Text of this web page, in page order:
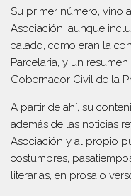
Su primer número, vino
Asociación, aunque
calado, como eran la
Parcelaria, y un
Gobernador Civil de la
A partir de ahí, su
además de las noticias
Asociación y al propio
costumbres,
literarias, en prosa o